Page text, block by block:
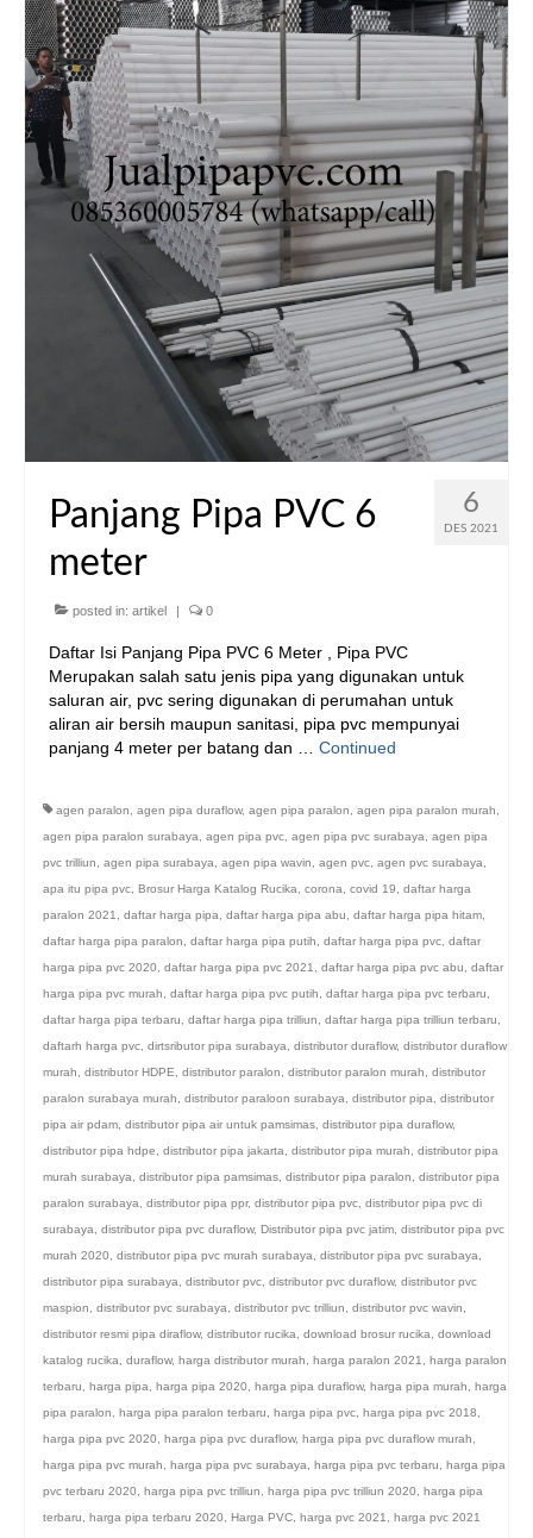
6
DES 2021
Panjang Pipa PVC 6
meter
posted in: artikel 0
Daftar Isi Panjang Pipa PVC 6 Meter , Pipa PVC
Merupakan salah satu jenis pipa yang digunakan untuk
saluran air, pvc sering digunakan di perumahan untuk
aliran air bersih maupun sanitasi, pipa pvc mempunyai
panjang 4 meter per batang dan … Continued
agen paralon, agen pipa duraflow, agen pipa paralon, agen pipa paralon murah,
agen pipa paralon surabaya, agen pipa pvc, agen pipa pvc surabaya, agen pipa
pvc trilliun, agen pipa surabaya, agen pipa wavin, agen pvc, agen pvc surabaya,
apa itu pipa pvc, Brosur Harga Katalog Rucika, corona, covid 19, daftar harga
paralon 2021, daftar harga pipa, daftar harga pipa abu, daftar harga pipa hitam,
daftar harga pipa paralon, daftar harga pipa putih, daftar harga pipa pvc, daftar
harga pipa pvc 2020, daftar harga pipa pvc 2021, daftar harga pipa pvc abu, daftar
harga pipa pvc murah, daftar harga pipa pvc putih, daftar harga pipa pvc terbaru,
daftar harga pipa terbaru, daftar harga pipa trilliun, daftar harga pipa trilliun terbaru,
daftarh harga pvc, dirtsributor pipa surabaya, distributor duraflow, distributor duraflow
murah, distributor HDPE, distributor paralon, distributor paralon murah, distributor
paralon surabaya murah, distributor paraloon surabaya, distributor pipa, distributor
pipa air pdam, distributor pipa air untuk pamsimas, distributor pipa duraflow,
distributor pipa hdpe, distributor pipa jakarta, distributor pipa murah, distributor pipa
murah surabaya, distributor pipa pamsimas, distributor pipa paralon, distributor pipa
paralon surabaya, distributor pipa ppr, distributor pipa pvc, distributor pipa pvc di
surabaya, distributor pipa pvc duraflow, Distributor pipa pvc jatim, distributor pipa pvc
murah 2020, distributor pipa pvc murah surabaya, distributor pipa pvc surabaya,
distributor pipa surabaya, distributor pvc, distributor pvc duraflow, distributor pvc
maspion, distributor pvc surabaya, distributor pvc trilliun, distributor pvc wavin,
distributor resmi pipa diraflow, distributor rucika, download brosur rucika, download
katalog rucika, duraflow, harga distributor murah, harga paralon 2021, harga paralon
terbaru, harga pipa, harga pipa 2020, harga pipa duraflow, harga pipa murah, harga
pipa paralon, harga pipa paralon terbaru, harga pipa pvc, harga pipa pvc 2018,
harga pipa pvc 2020, harga pipa pvc duraflow, harga pipa pvc duraflow murah,
harga pipa pvc murah, harga pipa pvc surabaya, harga pipa pvc terbaru, harga pipa
pvc terbaru 2020, harga pipa pvc trilliun, harga pipa pvc trilliun 2020, harga pipa
terbaru, harga pipa terbaru 2020, Harga PVC, harga pvc 2021, harga pvc 2021